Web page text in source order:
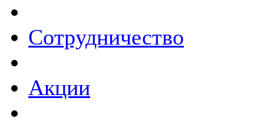
Сотрудничество
Акции